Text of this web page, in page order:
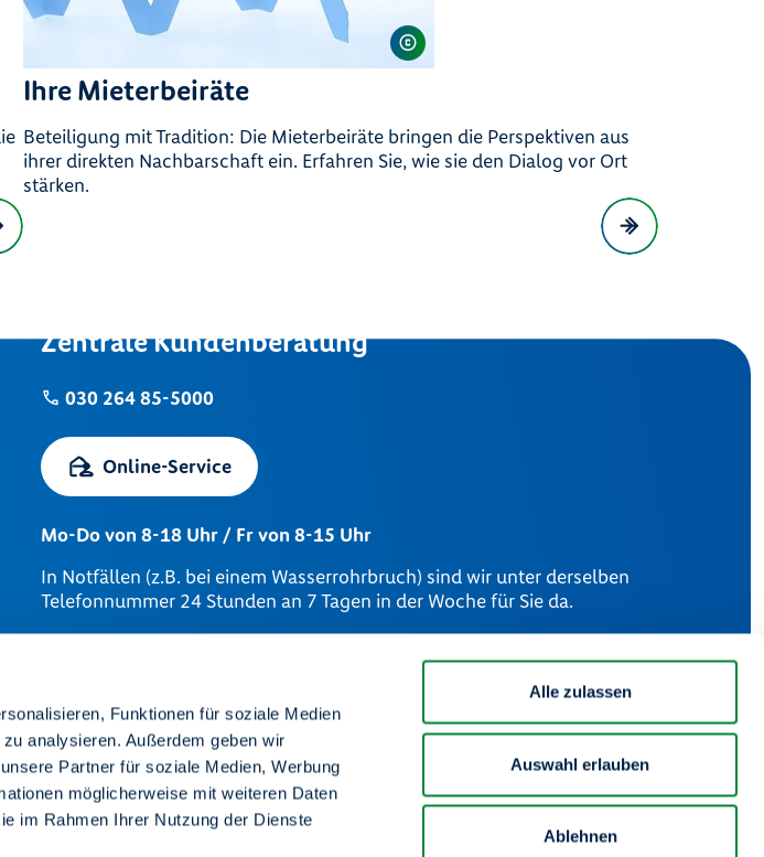
Funktionen für soziale Medien
analysieren. Außerdem geben wir
Partner für soziale Medien, Werbung
möglicherweise mit weiteren Daten
im Rahmen Ihrer Nutzung der Dienste
Alle zulassen
Auswahl erlauben
Ablehnen
Ihre Mieterbeiräte
Beteiligung mit Tradition: Die Mieterbeiräte bringen die Perspektiven aus
ihrer direkten Nachbarschaft ein. Erfahren Sie, wie sie den Dialog vor Ort
stärken.
Zentrale Kundenberatung
030 264 85-5000
Online-Service
Mo-Do von 8-18 Uhr / Fr von 8-15 Uhr
In Notfällen (z.B. bei einem Wasserrohrbruch) sind wir unter derselben
Telefonnummer 24 Stunden an 7 Tagen in der Woche für Sie da.
Wohnung finden
Unsere Kieze
Wir sind degewo
Karriere
Presse
Impressum
Information zur Barrierefreiheit